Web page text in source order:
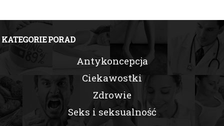
KATEGORIE PORAD
Antykoncepcja
Ciekawostki
Zdrowie
Seks i seksualność